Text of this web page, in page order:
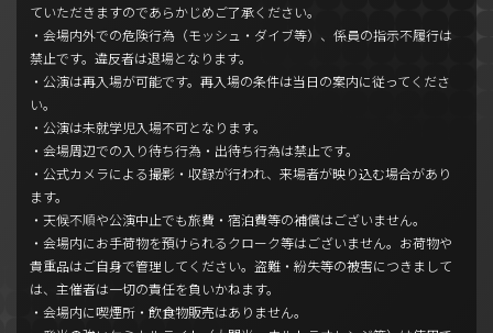
ていただきますのであらかじめご了承ください。
・会場内外での危険行為（モッシュ・ダイブ等）、係員の指示不履行は
禁止です。違反者は退場となります。
・公演は再入場が可能です。再入場の条件は当日の案内に従ってくださ
い。
・公演は未就学児入場不可となります。
・会場周辺での入り待ち行為・出待ち行為は禁止です。
・公式カメラによる撮影・収録が行われ、来場者が映り込む場合があり
ます。
・天候不順や公演中止でも旅費・宿泊費等の補償はございません。
・会場内にお手荷物を預けられるクローク等はございません。お荷物や
貴重品はご自身で管理してください。盗難・紛失等の被害につきまして
は、主催者は一切の責任を負いかねます。
・会場内に喫煙所・飲食物販売はありません。